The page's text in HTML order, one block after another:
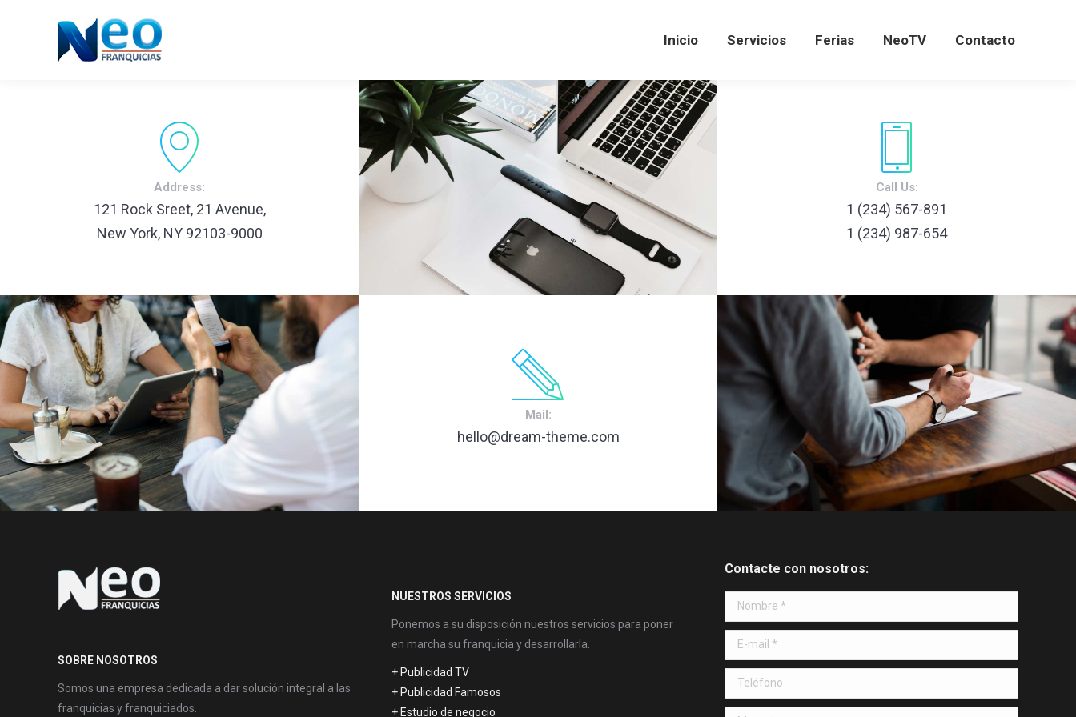
Inicio Servicios Ferias NeoTV Contacto
Address:
121 Rock Sreet, 21 Avenue,
New York, NY 92103-9000
Call Us:
1 (234) 567-891
1 (234) 987-654
Mail:
hello@dream-theme.com
SOBRE NOSOTROS
Somos una empresa dedicada a dar solución integral a las
franquicias y franquiciados.
NUESTROS SERVICIOS
Ponemos a su disposición nuestros servicios para poner
en marcha su franquicia y desarrollarla.
+ Publicidad TV
+ Publicidad Famosos
+ Estudio de negocio
Contacte con nosotros:
Nombre *
E-mail *
Teléfono